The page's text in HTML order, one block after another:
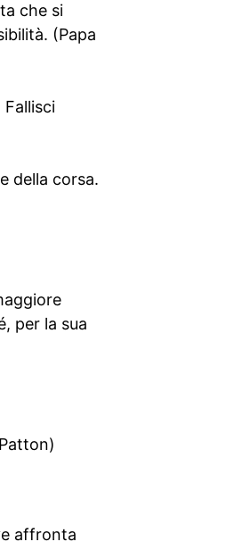
che si
(Papa
della corsa.
per la sua
affronta